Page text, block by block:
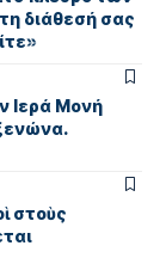
διάθεσή σας
Ιερά Μονή
στοὺς